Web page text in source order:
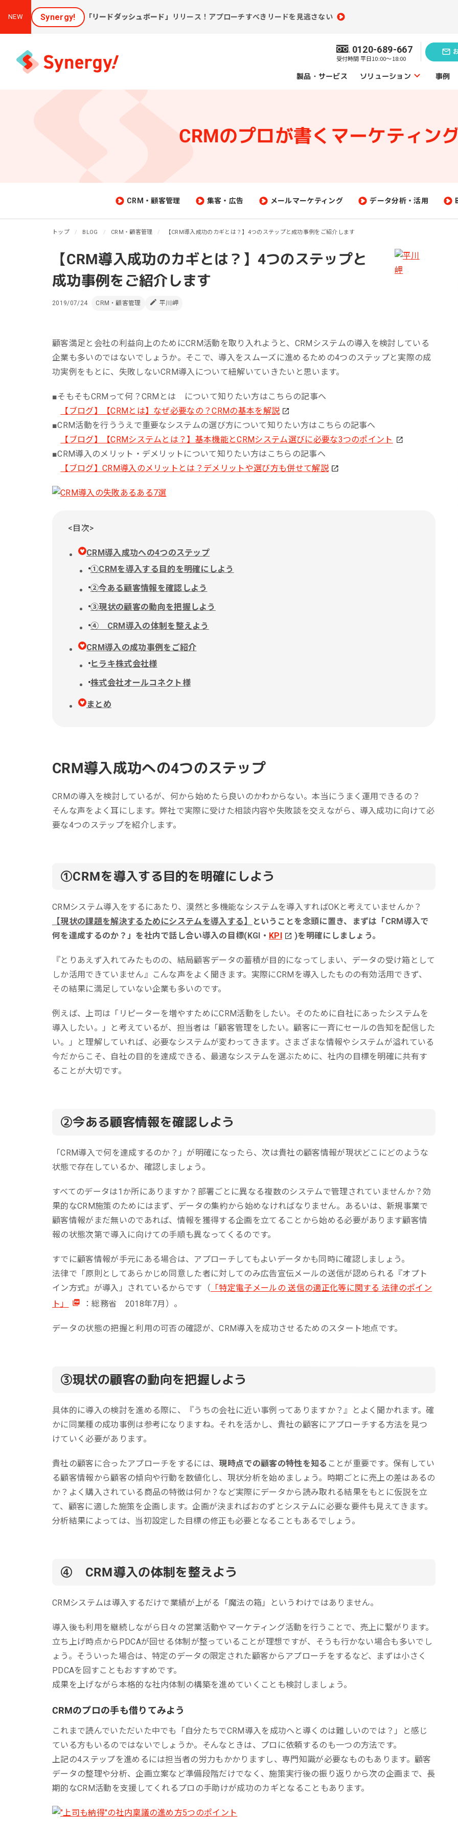
NEW Synergy! 「リードダッシュボード」 リリース！アプローチすべきリードを見逃さない
0120-689-667
受付時間 平日10:00～18:00
製品・サービス ソリューション
見込み顧客に買ってほしい
リピーターを増やしたい
優良顧客との関係を強めたい
[休眠顧客掘り起こしソリューション]
課題発見のソリューション
メール効果測定
集客効果分析
業務効率化のソリュー
広告運用代行
Webサイト制作
事例
CRMのプロが書く マーケティン
CRM・顧客管理 集客・広告 メールマーケティング データ分析・活用
トップ BLOG CRM・顧客管理 【CRM導入成功のカギとは？】4つのステップと成功事例をご紹介します
【CRM導入成功のカギとは？】4つのステップと
成功事例をご紹介します
2019/07/24 CRM・顧客管理 平川岬
顧客満足と会社の利益向上のためにCRM活動を取り入れようと、CRMシステムの導入を検討している
企業も多いのではないでしょうか。そこで、導入をスムーズに進めるための4つのステップと実際の成
功実例をもとに、失敗しないCRM導入について紐解いていきたいと思います。
■そもそもCRMって何？CRMとは について知りたい方はこちらの記事へ
【ブログ】【CRMとは】なぜ必要なの？CRMの基本を解説
■CRM活動を行ううえで重要なシステムの選び方について知りたい方はこちらの記事へ
【ブログ】【CRMシステムとは？】基本機能とCRMシステム選びに必要な3つのポイント
■CRM導入のメリット・デメリットについて知りたい方はこちらの記事へ
【ブログ】CRM導入のメリットとは？デメリットや選び方も併せて解説
<目次>
CRM導入成功への4つのステップ
①CRMを導入する目的を明確にしよう
②今ある顧客情報を確認しよう
③現状の顧客の動向を把握しよう
④ CRM導入の体制を整えよう
CRM導入の成功事例をご紹介
ヒラキ株式会社様
株式会社オールコネクト様
まとめ
CRM導入成功への4つのステップ
CRMの導入を検討しているが、何から始めたら良いのかわからない。本当にうまく運用できるの？
そんな声をよく耳にします。弊社で実際に受けた相談内容や失敗談を交えながら、導入成功に向けて必
要な4つのステップを紹介します。
①CRMを導入する目的を明確にしよう
CRMシステム導入をするにあたり、漠然と多機能なシステムを導入すればOKと考えていませんか？
【現状の課題を解決するためにシステムを導入する】
ということを念頭に置き、まずは「CRM導入で
何を達成するのか？」を社内で話し合い導入の目標(KGI・ KPI )を明確にしましょう。
『とりあえず入れてみたものの、結局顧客データの蓄積が目的になってしまい、データの受け箱として
しか活用できていません』こんな声をよく聞きます。実際にCRMを導入したものの有効活用できず、
その結果に満足していない企業も多いのです。
例えば、上司は「リピーターを増やすためにCRM活動をしたい。そのために自社にあったシステムを
導入したい。」と考えているが、担当者は「顧客管理をしたい。顧客に一斉にセールの告知を配信した
い。」と理解していれば、必要なシステムが変わってきます。さまざまな情報やシステムが溢れている
今だからこそ、自社の目的を達成できる、最適なシステムを選ぶために、社内の目標を明確に共有す
ることが大切です。
②今ある顧客情報を確認しよう
「CRM導入で何を達成するのか？」が明確になったら、次は貴社の顧客情報が現状どこにどのような
状態で存在しているか、確認しましょう。
すべてのデータは1か所にありますか？部署ごとに異なる複数のシステムで管理されていませんか？効
果的なCRM施策のためにはまず、データの集約から始めなければなりません。あるいは、新規事業で
顧客情報がまだ無いのであれば、情報を獲得する企画を立てることから始める必要があります顧客情
報の状態次第で導入に向けての手順も異なってくるのです。
すでに顧客情報が手元にある場合は、アプローチしてもよいデータかも同時に確認しましょう。
法律で「原則としてあらかじめ同意した者に対してのみ広告宣伝メールの送信が認められる『オプト
イン方式』が導入」されているからです（ 「特定電子メールの 送信の適正化等に関する 法律のポイン
ト」
：総務省 2018年7月）。
データの状態の把握と利用の可否の確認が、CRM導入を成功させるためのスタート地点です。
③現状の顧客の動向を把握しよう
具体的に導入の検討を進める際に、『うちの会社に近い事例ってありますか？』とよく聞かれます。確
かに同業種の成功事例は参考になりますね。それを活かし、貴社の顧客にアプローチする方法を見つ
けていく必要があります。
貴社の顧客に合ったアプローチをするには、現時点での顧客の特性を知る ことが重要です。保有してい
る顧客情報から顧客の傾向や行動を数値化し、現状分析を始めましょう。時期ごとに売上の差はあるの
か？よく購入されている商品の特徴は何か？など実際にデータから読み取れる結果をもとに仮説を立
て、顧客に適した施策を企画します。企画が決まればおのずとシステムに必要な要件も見えてきます。
分析結果によっては、当初設定した目標の修正も必要となることもあるでしょう。
④ CRM導入の体制を整えよう
CRMシステムは導入するだけで業績が上がる「魔法の箱」というわけではありません。
導入後も利用を継続しながら日々の営業活動やマーケティング活動を行うことで、売上に繋がります。
立ち上げ時点からPDCAが回せる体制が整っていることが理想ですが、そうも行かない場合も多いでし
ょう。そういった場合は、特定のデータの限定された顧客からアプローチをするなど、まずは小さく
PDCAを回すこともおすすめです。
成果を上げながら本格的な社内体制の構築を進めていくことも検討しましょう。
CRMのプロの手も借りてみよう
これまで読んでいただいた中でも「自分たちでCRM導入を成功へと導くのは難しいのでは？」と感じ
ている方もいるのではないでしょうか。そんなときは、プロに依頼するのも一つの方法です。
上記の4ステップを進めるには担当者の労力もかかりますし、専門知識が必要なものもあります。顧客
データの整理や分析、企画立案など準備段階だけでなく、施策実行後の振り返りから次の企画まで、長
期的なCRM活動を支援してくれるプロの手助けが成功のカギとなることもあります。